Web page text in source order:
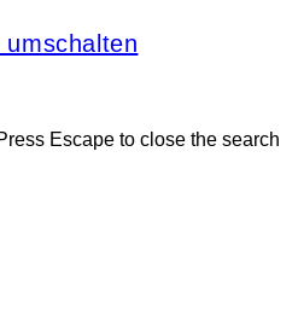
Escape to close the search